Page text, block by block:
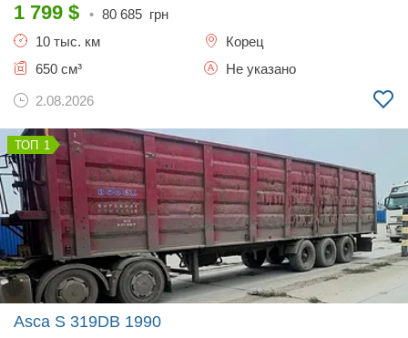
1 799 $ • 80 685 грн
10 тыс. км
Корец
650 см³
Не указано
2.08.2026
1
Asca S 319DB 1990